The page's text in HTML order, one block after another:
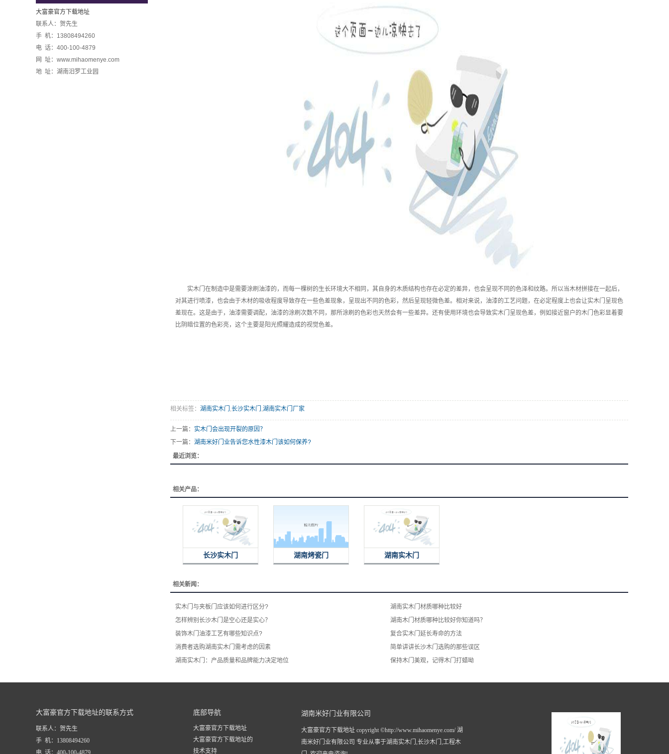
大富豪官方下载地址
联系人：贺先生
手 机：13808494260
电 话：400-100-4879
网 址：www.mihaomenye.com
地 址：湖南汨罗工业园
实木门在制造中是需要涂刷油漆的，而每一棵树的生长环境大不相同，其自身的木质结构也存在必定的差异，也会呈现不同的色泽和纹路。所以当木材拼接在一起后，
对其进行喷漆，也会由于木材的吸收程度导致存在一些色差现象，呈现出不同的色彩，然后呈现轻微色差。相对来说，油漆的工艺问题，在必定程度上也会让实木门呈现色
差现在。这是由于，油漆需要调配，油漆的涂刷次数不同，那所涂刷的色彩也天然会有一些差异。还有使用环境也会导致实木门呈现色差，例如接近窗户的木门色彩显着要
比阴暗位置的色彩亮，这个主要是阳光照耀造成的视觉色差。
相关标签： 湖南实木门 ,长沙实木门 ,湖南实木门厂家
上一篇： 实木门会出现开裂的原因？
下一篇： 湖南米好门业告诉您水性漆木门该如何保养?
最近浏览：
相关产品：
长沙实木门 湖南烤瓷门 湖南实木门
相关新闻：
实木门与夹板门应该如何进行区分?
湖南实木门材质哪种比较好
怎样辨别长沙木门是空心还是实心？
湖南木门材质哪种比较好你知道吗？
装饰木门油漆工艺有哪些知识点?
复合实木门延长寿命的方法
消费者选购湖南实木门​需考虑的因素
简单讲讲长沙木门选购的那些误区
湖南实木门：产品质量和品牌能力决定地位
保持木门美观，记得木门打蜡呦
大富豪官方下载地址的联系方式
联系人：贺先生
手 机：13808494260
电 话：400-100-4879
底部导航
大富豪官方下载地址
大富豪官方下载地址的
技术支持
湖南米好门业有限公司
大富豪官方下载地址 copyright ©http://www.mihaomenye.com/ 湖
南米好门业有限公司 专业从事于湖南实木门 ,长沙木门 ,工程木